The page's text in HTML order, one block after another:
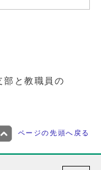
と教職員の
ページの先頭へ戻る